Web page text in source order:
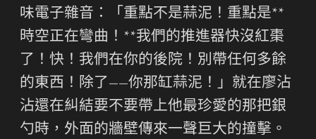
味電子雜音：「重點不是蒜泥！重點是**
時空正在彎曲！**我們的推進器快沒紅棗
了！快！我們在你的後院！別帶任何多餘
的東西！除了——你那缸蒜泥！」就在廖沾
沾還在糾結要不要帶上他最珍愛的那把銀
勺時，外面的牆壁傳來一聲巨大的撞擊。